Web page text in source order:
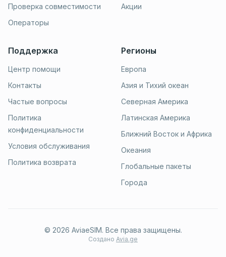
Проверка совместимости
Операторы
Акции
Поддержка
Центр помощи
Контакты
Частые вопросы
Политика
конфиденциальности
Условия обслуживания
Политика возврата
Регионы
Европа
Азия и Тихий океан
Северная Америка
Латинская Америка
Ближний Восток и Африка
Океания
Глобальные пакеты
Города
© 2026 AviaeSIM. Все права защищены.
Создано Avia.ge